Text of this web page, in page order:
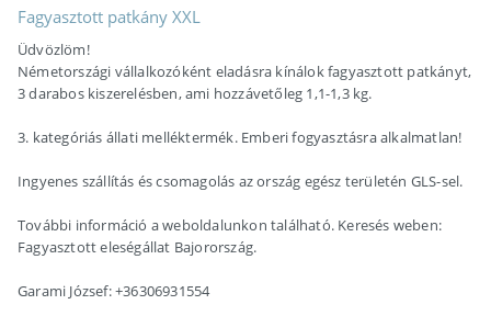
Fagyasztott patkány XXL
Üdvözlöm!
Németországi vállalkozóként eladásra kínálok fagyasztott patkányt,
3 darabos kiszerelésben, ami hozzávetőleg 1,1-1,3 kg.
3. kategóriás állati melléktermék. Emberi fogyasztásra alkalmatlan!
Ingyenes szállítás és csomagolás az ország egész területén GLS-sel.
További információ a weboldalunkon található. Keresés weben:
Fagyasztott eleségállat Bajorország.
Garami József: +36306931554